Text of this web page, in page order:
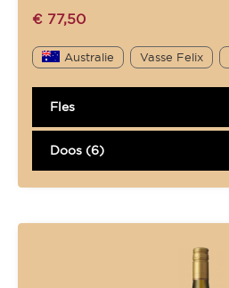
€ 77,50
Australie Vasse Felix
Fles
Doos (6)